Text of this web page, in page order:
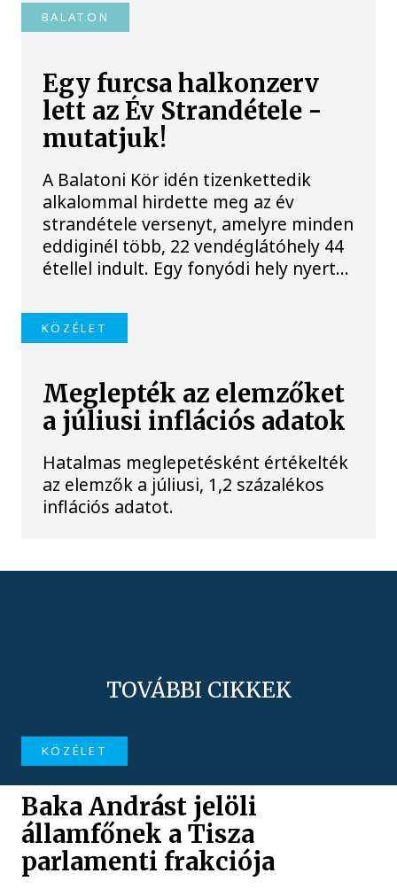
BALATON
Egy furcsa halkonzerv
lett az Év Strandétele -
mutatjuk!
A Balatoni Kör idén tizenkettedik
alkalommal hirdette meg az év
strandétele versenyt, amelyre minden
eddiginél több, 22 vendéglátóhely 44
étellel indult. Egy fonyódi hely nyert...
KÖZÉLET
Meglepték az elemzőket
a júliusi inflációs adatok
Hatalmas meglepetésként értékelték
az elemzők a júliusi, 1,2 százalékos
inflációs adatot.
TOVÁBBI CIKKEK
KÖZÉLET
Baka Andrást jelöli
államfőnek a Tisza
parlamenti frakciója